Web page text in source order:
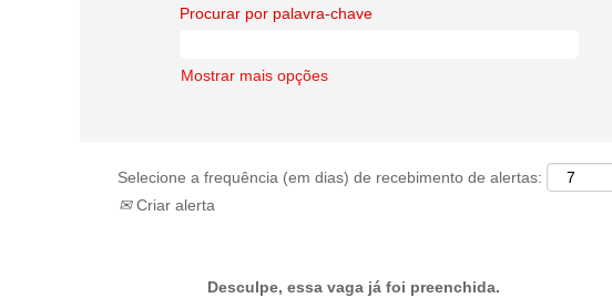
Procurar por palavra-chave
Mostrar mais opções
Selecione a frequência (em dias) de recebimento de alertas:
Criar alerta
Desculpe, essa vaga já foi preenchida.